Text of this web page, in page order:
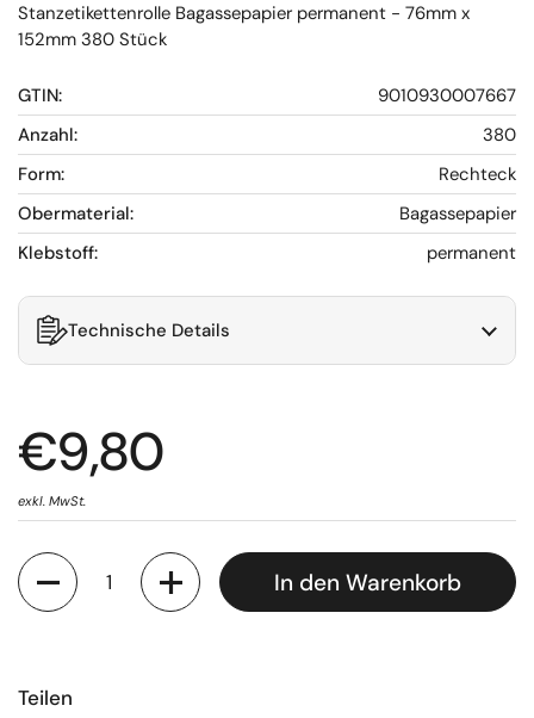
Stanzetikettenrolle Bagassepapier permanent - 76mm x
152mm 380 Stück
GTIN:
9010930007667
Anzahl:
380
Form:
Rechteck
Obermaterial:
Bagassepapier
Klebstoff:
permanent
Technische Details
€9,80
exkl. MwSt.
Anzahl
In den Warenkorb
Teilen